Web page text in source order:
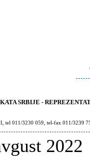
SRBIJE -
tel 011/3230 059, tel-fax 011/3239
2022